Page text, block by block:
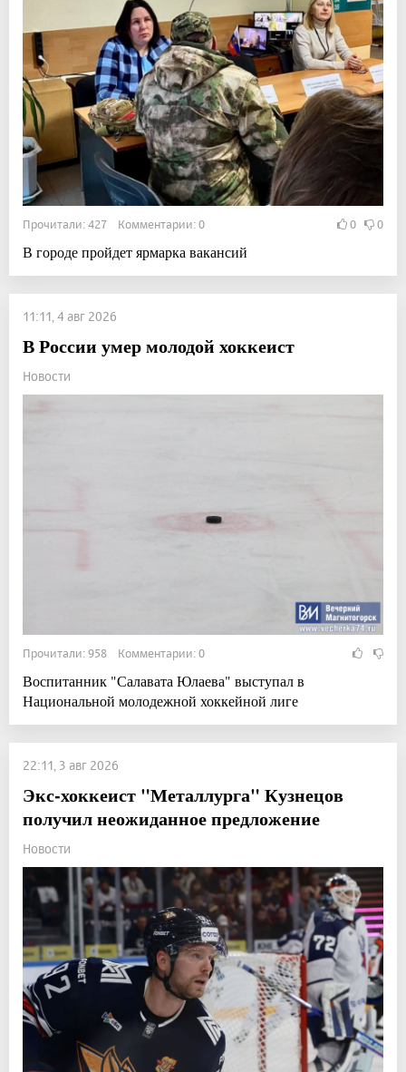
Прочитали: 427 Комментарии: 0 0 0
В городе пройдет ярмарка вакансий
11:11, 4 авг 2026
В России умер молодой хоккеист
Новости
Прочитали: 958 Комментарии: 0
Воспитанник "Салавата Юлаева" выступал в
Национальной молодежной хоккейной лиге
22:11, 3 авг 2026
Экс-хоккеист "Металлурга" Кузнецов
получил неожиданное предложение
Новости